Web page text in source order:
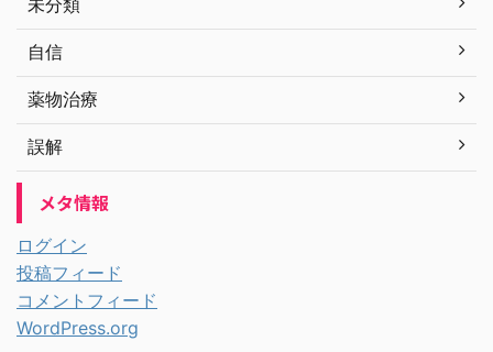
未分類
自信
薬物治療
誤解
メタ情報
ログイン
投稿フィード
コメントフィード
WordPress.org